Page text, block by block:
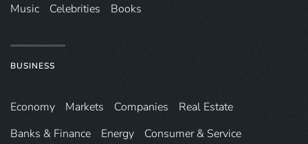
Music
Celebrities Books
BUSINESS
Economy Markets Companies
Real Estate
Banks & Finance
Energy Consumer & Service